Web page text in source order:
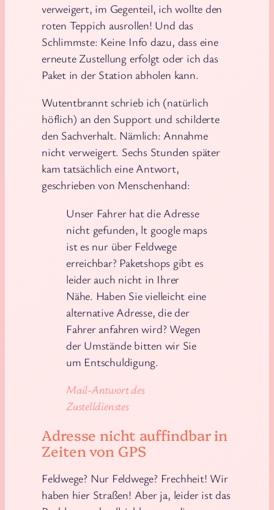
verweigert, im Gegenteil, ich wollte den
roten Teppich ausrollen! Und das
Schlimmste: Keine Info dazu, dass eine
erneute Zustellung erfolgt oder ich das
Paket in der Station abholen kann.
Wutentbrannt schrieb ich (natürlich
höflich) an den Support und schilderte
den Sachverhalt. Nämlich: Annahme
nicht verweigert. Sechs Stunden später
kam tatsächlich eine Antwort,
geschrieben von Menschenhand:
Unser Fahrer hat die Adresse
nicht gefunden, lt google maps
ist es nur über Feldwege
erreichbar? Paketshops gibt es
leider auch nicht in Ihrer
Nähe. Haben Sie vielleicht eine
alternative Adresse, die der
Fahrer anfahren wird? Wegen
der Umstände bitten wir Sie
um Entschuldigung.
Mail-Antwort des
Zustelldienstes
Adresse nicht auffindbar in
Zeiten von GPS
Feldwege? Nur Feldwege? Frechheit! Wir
haben hier Straßen! Aber ja, leider ist das